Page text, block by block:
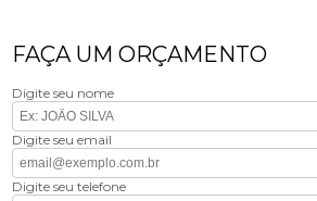
FAÇA UM ORÇAMENTO
Digite seu nome
Digite seu email
Digite seu telefone